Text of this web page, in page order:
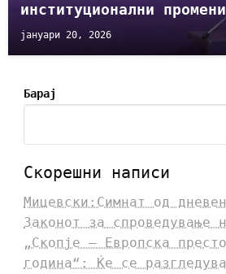
институционални
јануари 20, 2026
Барај
Скорешни написи
Мицевски:Симнат од
Законот за спроведување
„Скопје – Европска
година“: Ќе се